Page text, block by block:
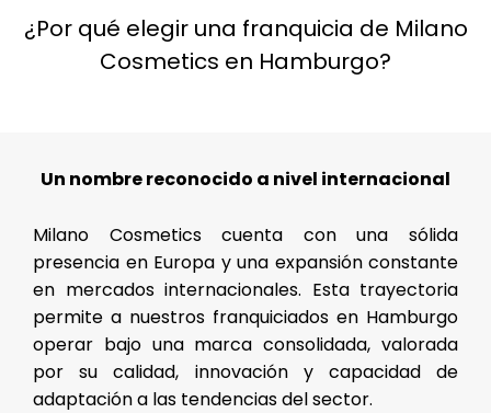
¿Por qué elegir una franquicia de Milano
Cosmetics en Hamburgo?
Un nombre reconocido a nivel internacional
Milano Cosmetics cuenta con una sólida
presencia en Europa y una expansión constante
en mercados internacionales. Esta trayectoria
permite a nuestros franquiciados en Hamburgo
operar bajo una marca consolidada, valorada
por su calidad, innovación y capacidad de
adaptación a las tendencias del sector.